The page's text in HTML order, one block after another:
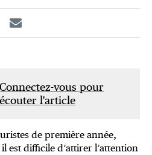
Email
Connectez-vous pour
écouter l'article
de première année,
est difficile d’attirer l’attention